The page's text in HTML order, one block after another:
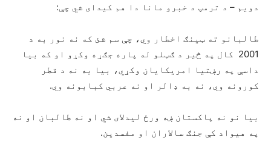
دویم – د ترمپ د خبرو مانا دا هم کیدای شي چې:
طالبانو ته ټینګ اخطار وي، چې سم شئ که نه نور به د
2001 کال په څیر د ګټلو له پاره جګړه وکړو او که بيا
داسې په رښتیا امریکایان وکړي، بیا به نه د قطر
کورونه وي، نه به ډالر او نه عربي کبابونه وي.
بيا نو نه پاکستان ښه ورځ لیدلای شي او نه طالبان او نه
په هیواد کې جنګ سالاران او مفسدین.